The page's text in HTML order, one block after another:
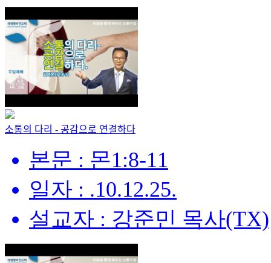
소통의 다리 - 공감으로 연결하다
본문 : 몬1:8-11
일자 : .10.12.25.
설교자 : 강준민 목사(TX)